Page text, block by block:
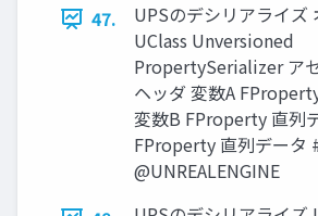
47.
UPSのデシリアライズ
UClass Unversioned
PropertySerializer ア
ヘッダ 変数A
変数B FProperty 直列
FProperty 直列データ
@UNREALENGINE